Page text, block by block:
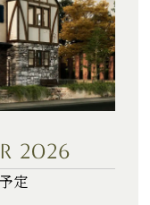
2026
定